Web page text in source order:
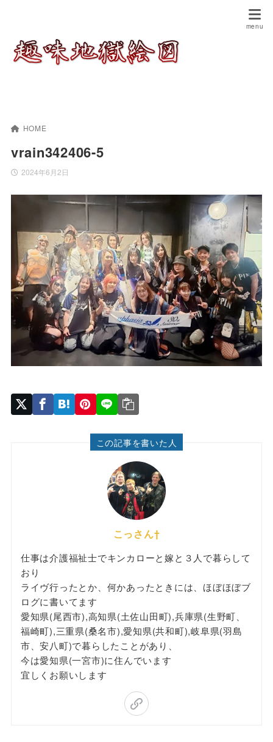
HOME
vrain342406-5
2024年6月2日
この記事を書いた人
こっさん†
仕事は介護福祉士でキンカローと嫁と３人で暮らして
おり
ライヴ行ったとか、何かあったときには、ほぼほぼブ
ログに書いてます
愛知県(尾西市),高知県(土佐山田町),兵庫県(生野町、
福崎町),三重県(桑名市),愛知県(共和町),岐阜県(羽島
市、安八町)で暮らしたことがあり、
今は愛知県(一宮市)に住んでいます
宜しくお願いします